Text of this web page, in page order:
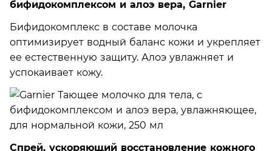
бифидокомплексом и алоэ вера, Garnier
Бифидокомплекс в составе молочка
оптимизирует водный баланс кожи и укрепляет
ее естественную защиту. Алоэ увлажняет и
успокаивает кожу.
Спрей, ускоряющий восстановление кожного